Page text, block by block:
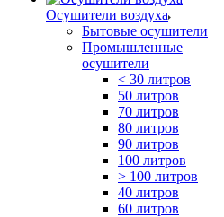
Осушители воздуха
Бытовые осушители
Промышленные
осушители
< 30 литров
50 литров
70 литров
80 литров
90 литров
100 литров
> 100 литров
40 литров
60 литров